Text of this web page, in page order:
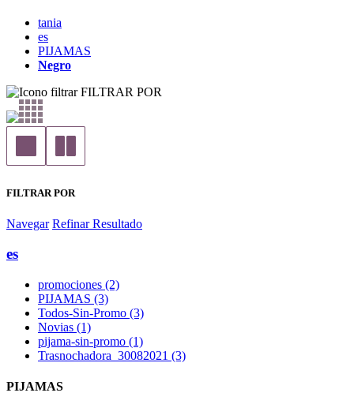
tania
es
PIJAMAS
Negro
FILTRAR POR
FILTRAR POR
Navegar Refinar Resultado
es
promociones (2)
PIJAMAS (3)
Todos-Sin-Promo (3)
Novias (1)
pijama-sin-promo (1)
Trasnochadora_30082021 (3)
PIJAMAS